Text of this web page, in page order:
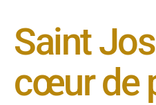
Saint
cœur de